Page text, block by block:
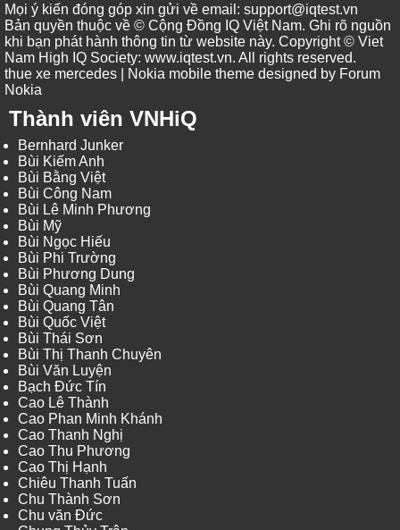
Mọi ý kiến đóng góp xin gửi về email: support@iqtest.vn
Bản quyền thuộc về © Cộng Đồng IQ Việt Nam. Ghi rõ nguồn
khi bạn phát hành thông tin từ website này. Copyright © Viet
Nam High IQ Society: www.iqtest.vn. All rights reserved.
thue xe mercedes | Nokia mobile theme designed by Forum
Nokia
Thành viên VNHiQ
Bernhard Junker
Bùi Kiếm Anh
Bùi Bằng Việt
Bùi Công Nam
Bùi Lê Minh Phương
Bùi Mỹ
Bùi Ngọc Hiếu
Bùi Phi Trường
Bùi Phương Dung
Bùi Quang Minh
Bùi Quang Tân
Bùi Quốc Việt
Bùi Thái Sơn
Bùi Thị Thanh Chuyên
Bùi Văn Luyện
Bạch Đức Tín
Cao Lê Thành
Cao Phan Minh Khánh
Cao Thanh Nghị
Cao Thu Phương
Cao Thị Hạnh
Chiêu Thanh Tuấn
Chu Thành Sơn
Chu văn Đức